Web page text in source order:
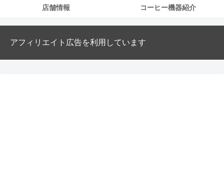
店舗情報 コーヒー機器紹介
アフィリエイト広告を利用しています